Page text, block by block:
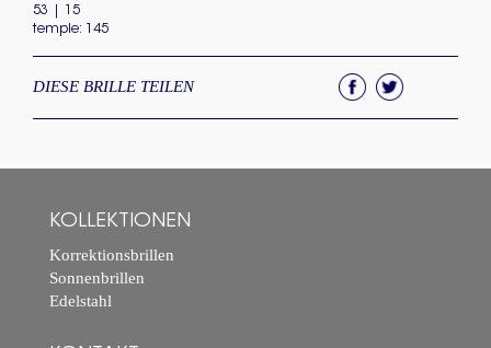
53 | 15
temple: 145
DIESE BRILLE TEILEN
KOLLEKTIONEN
Korrektionsbrillen
Sonnenbrillen
Edelstahl